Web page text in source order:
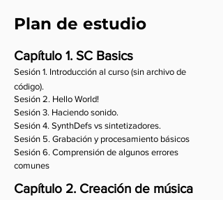
Plan de estudio
Capítulo 1. SC Basics
Sesión 1. Introducción al curso (sin archivo de
código).
Sesión 2. Hello World!
Sesión 3. Haciendo sonido.
Sesión 4. SynthDefs vs sintetizadores.
Sesión 5. Grabación y procesamiento básicos
Sesión 6. Comprensión de algunos errores
comunes
Capítulo 2. Creación de música